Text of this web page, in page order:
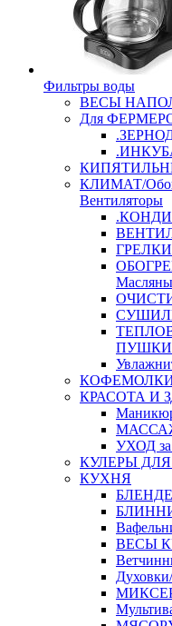
Фильтры воды
ВЕСЫ
Для
КЛИМАТ/
Вентиляторы
ГРЕЛКИ
ПУШКИ
КРАСОТА И
УХОД
КУЛЕРЫ
КУХНЯ
ВЕСЫ